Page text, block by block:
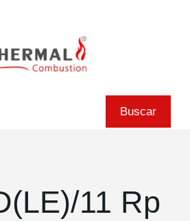
Buscar
11 Rp